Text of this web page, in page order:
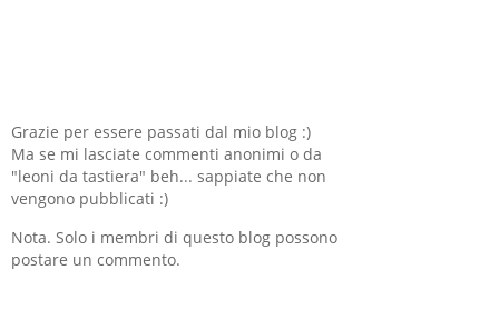
Grazie per essere passati dal mio blog :)
Ma se mi lasciate commenti anonimi o da
"leoni da tastiera" beh... sappiate che non
vengono pubblicati :)
Nota. Solo i membri di questo blog possono
postare un commento.